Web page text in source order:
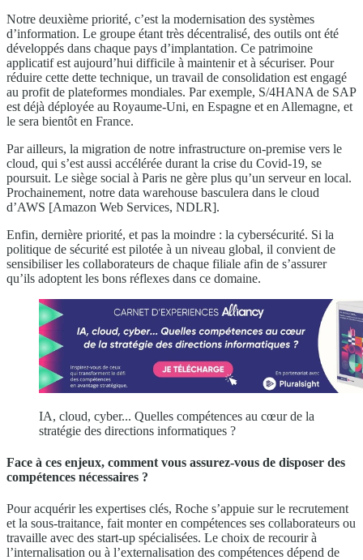
Notre deuxième priorité, c’est la modernisation des systèmes
d’information. Le groupe étant très décentralisé, des outils ont été
développés dans chaque pays d’implantation. Ce patrimoine
applicatif est aujourd’hui difficile à maintenir et à sécuriser. Pour
réduire cette dette technique, un travail de consolidation est engagé
au profit de plateformes mondiales. Par exemple, S/4HANA de SAP
est déjà déployée au Royaume-Uni, en Espagne et en Allemagne, et
le sera bientôt en France.
Par ailleurs, la migration de notre infrastructure on-premise vers le
cloud, qui s’est aussi accélérée durant la crise du Covid-19, se
poursuit. Le siège social à Paris ne gère plus qu’un serveur en local.
Prochainement, notre data warehouse basculera dans le cloud
d’AWS [Amazon Web Services, NDLR].
Enfin, dernière priorité, et pas la moindre : la cybersécurité. Si la
politique de sécurité est pilotée à un niveau global, il convient de
sensibiliser les collaborateurs de chaque filiale afin de s’assurer
qu’ils adoptent les bons réflexes dans ce domaine.
IA, cloud, cyber... Quelles compétences au cœur de la
stratégie des directions informatiques ?
Face à ces enjeux, comment vous assurez-vous de disposer des
compétences nécessaires ?
Pour acquérir les expertises clés, Roche s’appuie sur le recrutement
et la sous-traitance, fait monter en compétences ses collaborateurs ou
travaille avec des start-up spécialisées. Le choix de recourir à
l’internalisation ou à l’externalisation des compétences dépend de